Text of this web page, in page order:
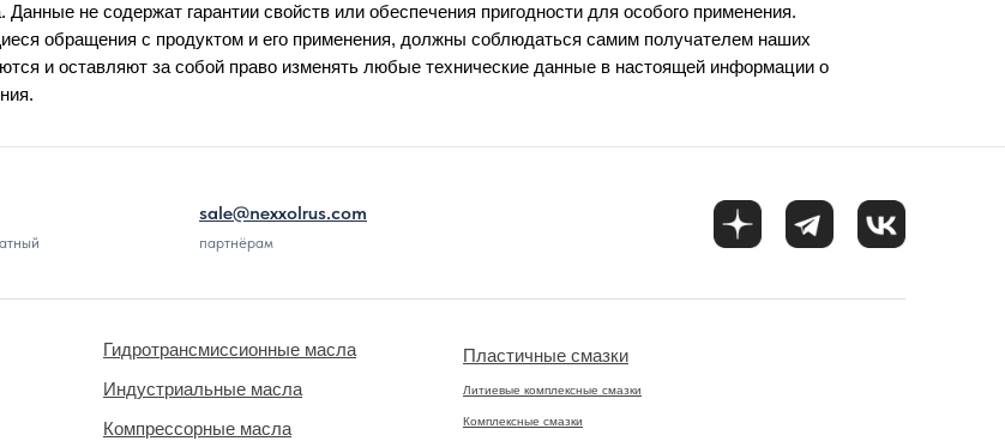
не содержат гарантии свойств или обеспечения пригодности для особого применения.
обращения с продуктом и его применения, должны соблюдаться самим получателем наших
и оставляют за собой право изменять любые технические данные в настоящей информации о
партнёрам
sale@nexxolrus.com
Гидротрансмиссионные масла
Индустриальные масла
Компрессорные масла
Пластичные смазки
Литиевые комплексные смазки
Комплексные смазки